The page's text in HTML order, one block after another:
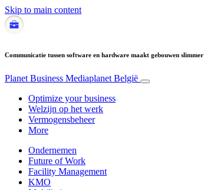
Skip to main content
Communicatie tussen software en hardware maakt gebouwen slimmer
Planet Business Mediaplanet België
Optimize your business
Welzijn op het werk
Vermogensbeheer
More
Ondernemen
Future of Work
Facility Management
KMO